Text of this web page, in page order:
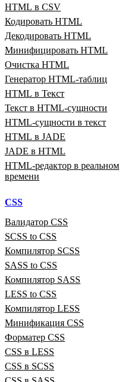
HTML в CSV
Кодировать HTML
Декодировать HTML
Минифицировать HTML
Очистка HTML
Генератор HTML‑таблиц
HTML в Текст
Текст в HTML‑сущности
HTML‑сущности в текст
HTML в JADE
JADE в HTML
HTML‑редактор в реальном
времени
CSS
Валидатор CSS
SCSS to CSS
Компилятор SCSS
SASS to CSS
Компилятор SASS
LESS to CSS
Компилятор LESS
Минификация CSS
Форматер CSS
CSS в LESS
CSS в SCSS